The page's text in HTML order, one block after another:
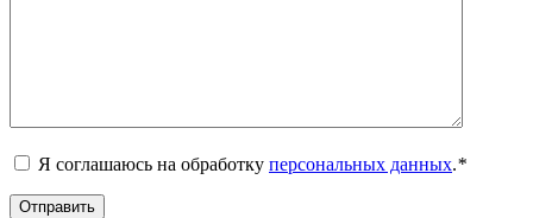
Я соглашаюсь на обработку персональных данных.*